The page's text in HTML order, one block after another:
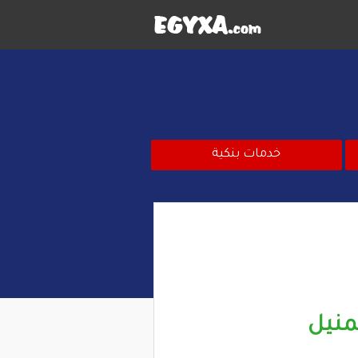
خدمات بنكية